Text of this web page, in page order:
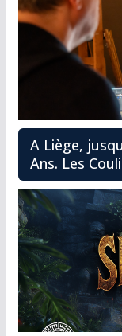
A Liège,
Ans. Les